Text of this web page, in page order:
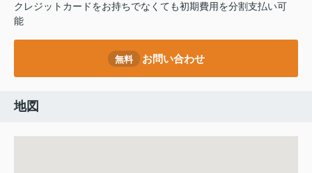
クレジットカードをお持ちでなくても初期費用を分割支払い可
能
無料 お問い合わせ
地図